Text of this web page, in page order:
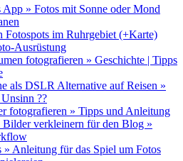
App » Fotos mit Sonne oder Mond
Fotospots im Ruhrgebiet (+Karte)
Ausrüstung
fotografieren » Geschichte | Tipps
als DSLR Alternative auf Reisen »
??
fotografieren » Tipps und Anleitung
Bilder verkleinern für den Blog »
» Anleitung für das Spiel um Fotos